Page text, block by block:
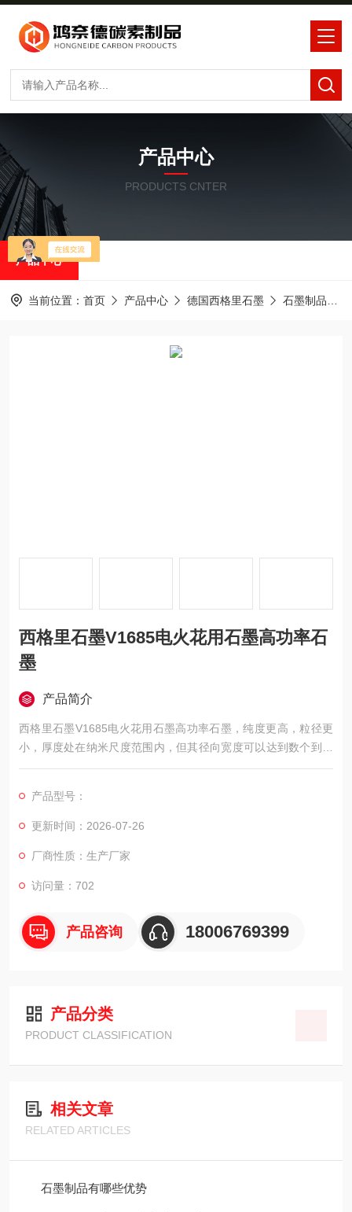
产品中心
PRODUCTS CNTER
产品中心
当前位置： 首页 产品中心 德国西格里石墨 石墨制品
西格里石墨V1685电火花用石墨高功率石
墨
产品简介
西格里石墨V1685电火花用石墨高功率石墨，纯度更高，粒径更
小，厚度处在纳米尺度范围内，但其径向宽度可以达到数个到数
十个微米，具有超大的形状比。
产品型号：
更新时间：2026-07-26
厂商性质：生产厂家
访问量：702
产品咨询 18006769399
产品分类
PRODUCT CLASSIFICATION
相关文章
RELATED ARTICLES
石墨制品有哪些优势